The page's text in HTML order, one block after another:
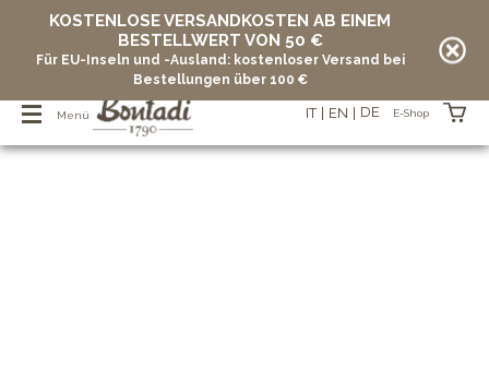
KOSTENLOSE VERSANDKOSTEN AB EINEM
BESTELLWERT VON 50 €
Für EU-Inseln und -Ausland: kostenloser Versand bei
Bestellungen über 100 €
Menü E-Shop
IT EN DE